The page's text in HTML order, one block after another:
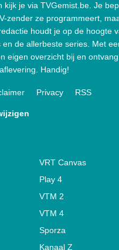
kijk je via TVGemist.be. Je
zender ze programmeert,
houdt je op de hoogte
de allerbeste series. Met
eigen overzicht bij en
Handig!
Privacy RSS
VRT Canvas
Play 4
VTM 2
VTM 4
Sporza
Kanaal Z